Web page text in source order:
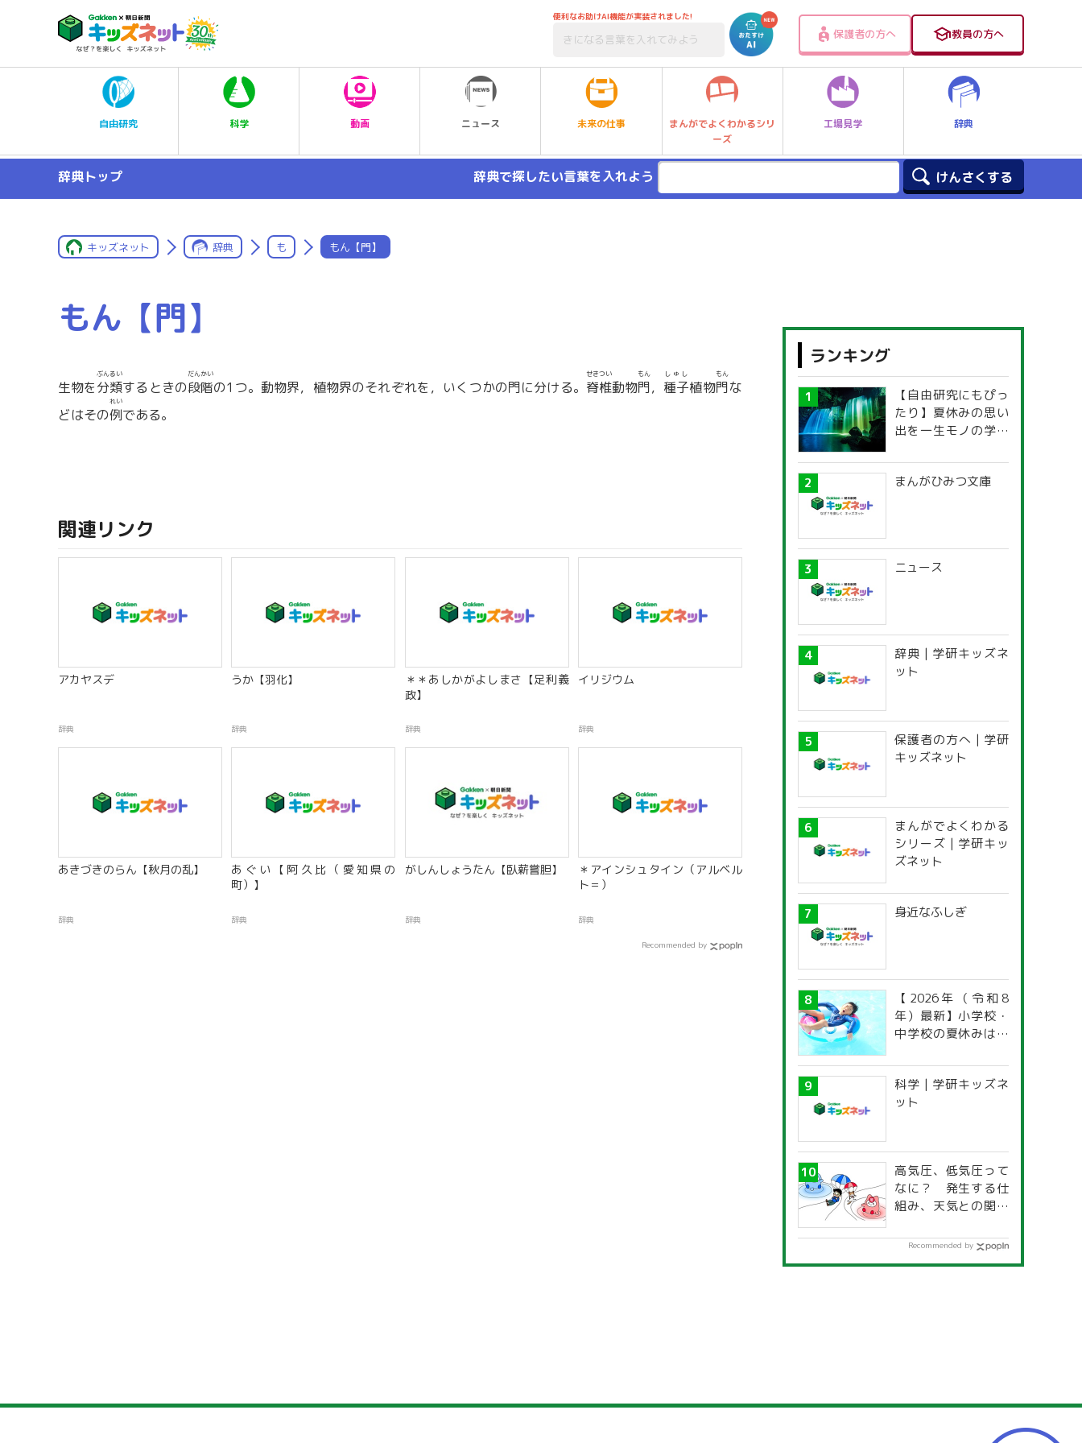
便利なお助けAI機能が実装されました!
保護者の方へ 教員の方へ
自由研究 科学 動画 ニュース 未来の仕事
まんがでよくわかるシリ
ーズ
工場見学 辞典
辞典トップ 辞典で探したい言葉を入れよう
キッズネット 辞典 も もん【門】
もん【門】
生物を分類
ぶんるい
するときの段階
だんかい
の1つ。動物界，植物界のそれぞれを，いくつかの門に分ける。 脊椎
せきつい
動物門
もん
， 種子
しゅし
植物門
もん
な
どはその例
れい
である。
関連リンク
アカヤスデ
辞典
うか【羽化】
辞典
＊＊あしかがよしまさ【足利義
政】
辞典
イリジウム
辞典
あきづきのらん【秋月の乱】
辞典
あぐい【阿久比（愛知県の
町）】
辞典
がしんしょうたん【臥薪嘗胆】
辞典
＊アインシュタイン（アルベル
ト＝）
辞典
Recommended by
ランキング
【自由研究にもぴっ
たり】夏休みの思い
出を一生モノの学び
探究ガイド
まんがひみつ文庫
ニュース
辞典 | 学研キッズネ
ット
保護者の方へ | 学研
キッズネット
まんがでよくわかる
シリーズ | 学研キッ
ズネット
身近なふしぎ
【2026年（令和8
年）最新】小学校・
中学校の夏休みはい
道府県別「夏季休暇
一覧」
科学 | 学研キッズネ
ット
高気圧、低気圧って
なに？ 発生する仕
組み、天気との関係
Recommended by